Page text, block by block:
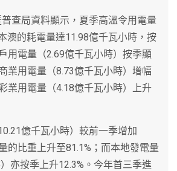
普查局資料顯示，夏季高溫令用電量
澳的耗電量達11.98億千瓦小時，按
用電量（2.69億千瓦小時）按季顯
業用電量（8.73億千瓦小時）增幅
業用電量（4.18億千瓦小時）上升
億千瓦小時）較前一季增加
的比重上升至81.1%；而本地發電量
）亦按季上升12.3%。今年首三季進